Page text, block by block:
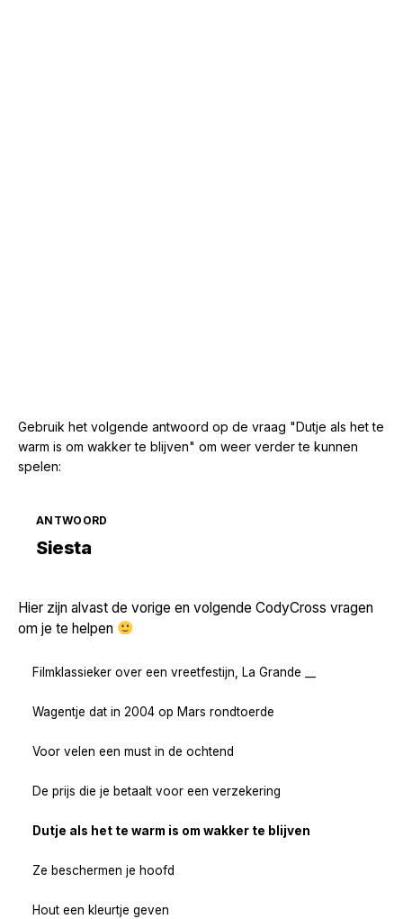
Gebruik het volgende antwoord op de vraag "Dutje als het te
warm is om wakker te blijven" om weer verder te kunnen
spelen:
ANTWOORD
Siesta
Hier zijn alvast de vorige en volgende CodyCross vragen
om je te helpen
Filmklassieker over een vreetfestijn, La Grande __
Wagentje dat in 2004 op Mars rondtoerde
Voor velen een must in de ochtend
De prijs die je betaalt voor een verzekering
Dutje als het te warm is om wakker te blijven
Ze beschermen je hoofd
Hout een kleurtje geven